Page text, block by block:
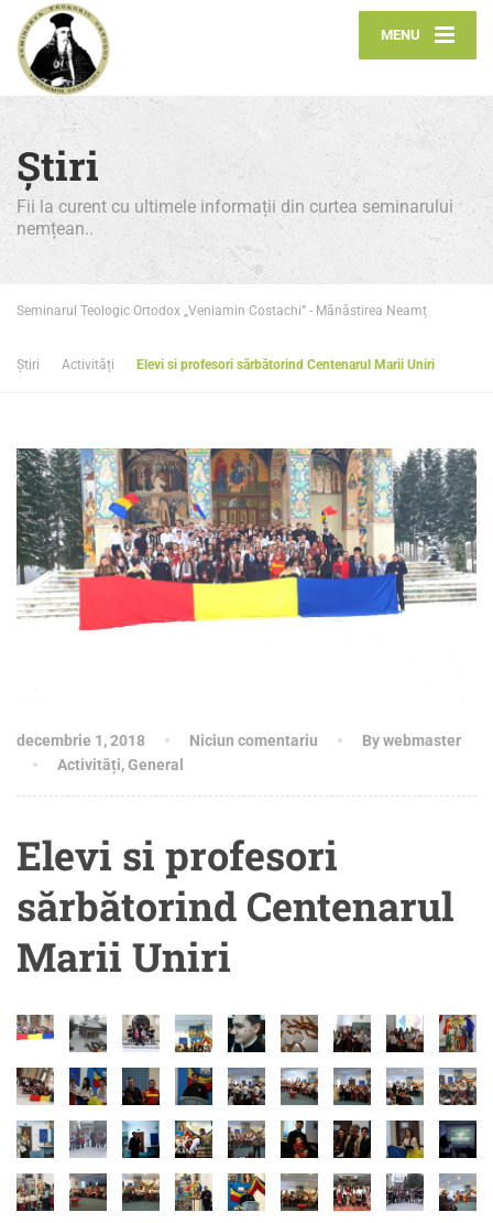
MENU
Știri
Fii la curent cu ultimele informații din curtea seminarului
nemțean..
Seminarul Teologic Ortodox „Veniamin Costachi” - Mânăstirea Neamț
Știri Activități Elevi si profesori sărbătorind Centenarul Marii Uniri
decembrie 1, 2018 Niciun comentariu
By webmaster
Activități,General
Elevi si profesori
sărbătorind Centenarul
Marii Uniri